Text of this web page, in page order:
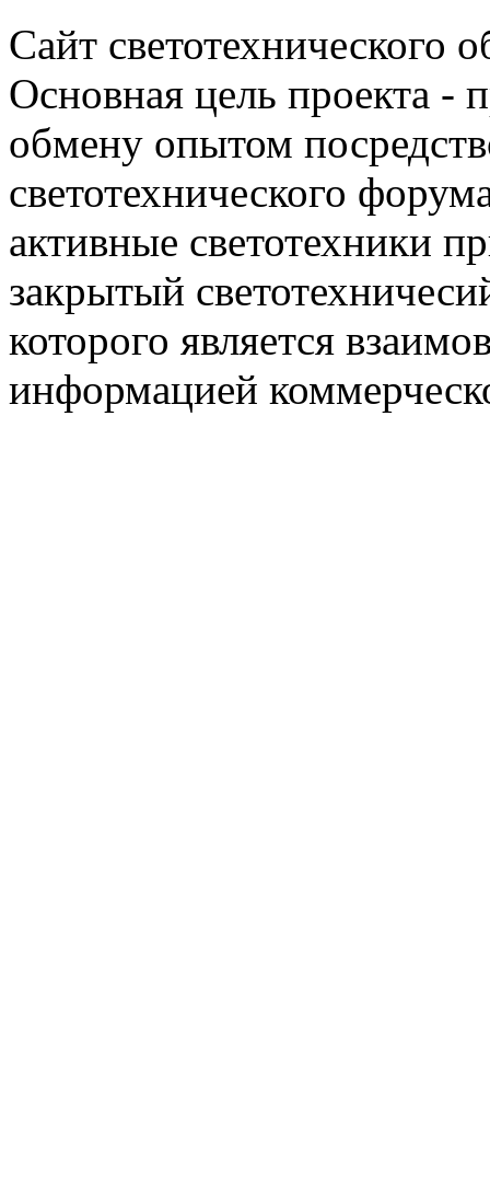
Сайт светотехнического
Основная цель проекта -
обмену опытом
светотехнического
активные светотехники
закрытый
которого является
информацией